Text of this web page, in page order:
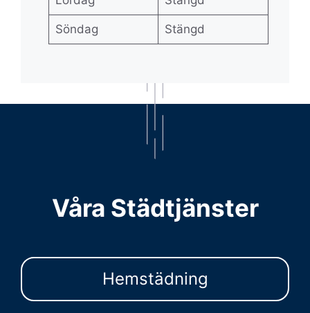
Söndag Stängd
Våra Städtjänster
Hemstädning